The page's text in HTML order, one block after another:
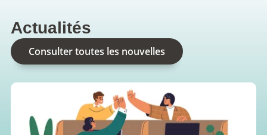
Actualités
Consulter toutes les nouvelles